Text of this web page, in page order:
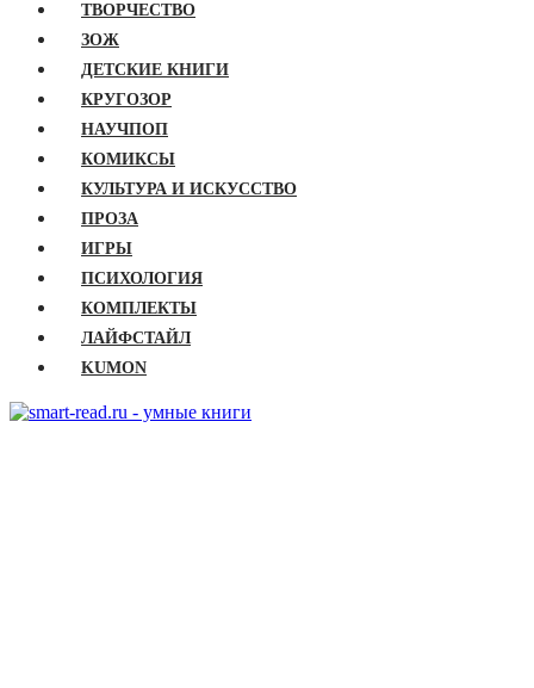
ТВОРЧЕСТВО
ЗОЖ
ДЕТСКИЕ КНИГИ
КРУГОЗОР
НАУЧПОП
КОМИКСЫ
КУЛЬТУРА И ИСКУССТВО
ПРОЗА
ИГРЫ
ПСИХОЛОГИЯ
КОМПЛЕКТЫ
ЛАЙФСТАЙЛ
KUMON